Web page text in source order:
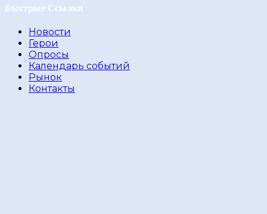
Быстрые Ссылки
Новости
Герои
Опросы
Календарь событий
Рынок
Контакты